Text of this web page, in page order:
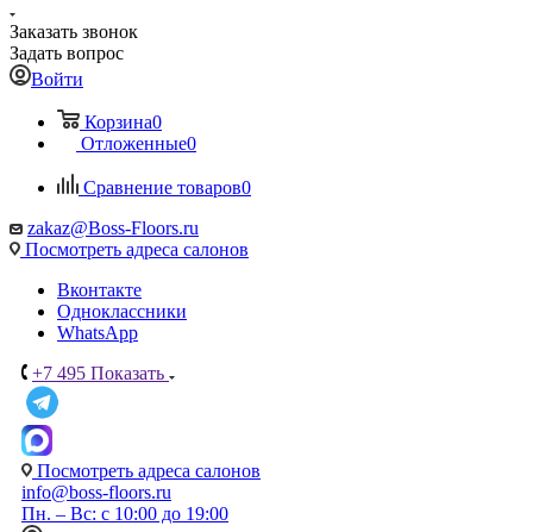
Заказать звонок
Задать вопрос
Войти
Корзина0
Отложенные0
Сравнение товаров0
zakaz@Boss-Floors.ru
Посмотреть адреса салонов
Вконтакте
Одноклассники
WhatsApp
+7 495 Показать
Посмотреть адреса салонов
info@boss-floors.ru
Пн. – Вс: с 10:00 до 19:00